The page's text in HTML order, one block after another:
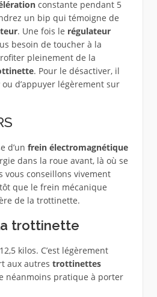
constante pendant 5
un bip qui témoigne de
. Une fois le régulateur
besoin de toucher à la
pleinement de la
. Pour le désactiver, il
ou d’appuyer légèrement sur
d’un frein électromagnétique
dans la roue avant, là où se
vous conseillons vivement
que le frein mécanique
de la trottinette.
trottinette
kilos. C’est légèrement
aux autres trottinettes
néanmoins pratique à porter